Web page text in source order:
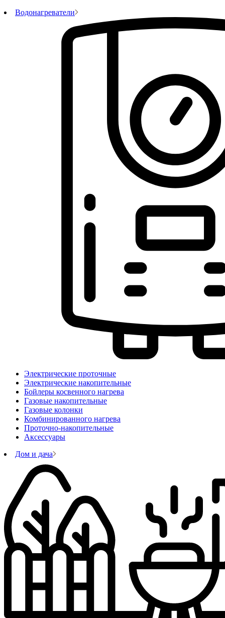
Водонагреватели
Электрические проточные
Электрические накопительные
Бойлеры косвенного нагрева
Газовые накопительные
Газовые колонки
Комбинированного нагрева
Проточно-накопительные
Аксессуары
Дом и дача